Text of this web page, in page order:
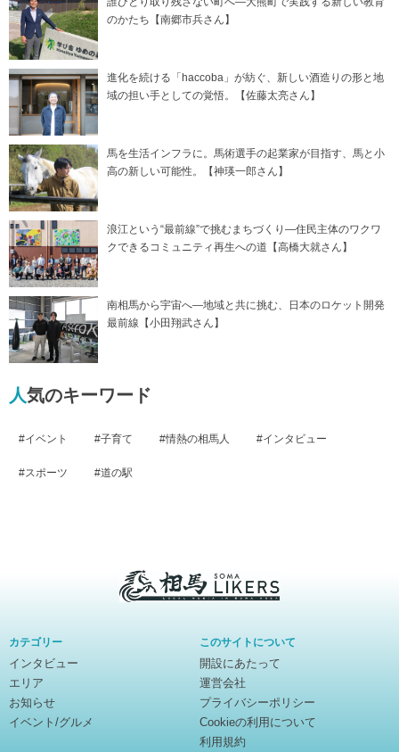
のかたち【南郷市兵さん】
進化を続ける「haccoba」が紡ぐ、新しい酒造りの形と地
域の担い手としての覚悟。【佐藤太亮さん】
馬を生活インフラに。馬術選手の起業家が目指す、馬と小
高の新しい可能性。【神瑛一郎さん】
浪江という“最前線”で挑むまちづくり―住民主体のワクワ
クできるコミュニティ再生への道【高橋大就さん】
南相馬から宇宙へ―地域と共に挑む、日本のロケット開発
最前線【小田翔武さん】
人気のキーワード
イベント 子育て 情熱の相馬人 インタビュー
スポーツ 道の駅
カテゴリー
インタビュー
エリア
お知らせ
イベント/グルメ
このサイトについて
開設にあたって
運営会社
プライバシーポリシー
Cookieの利用について
利用規約